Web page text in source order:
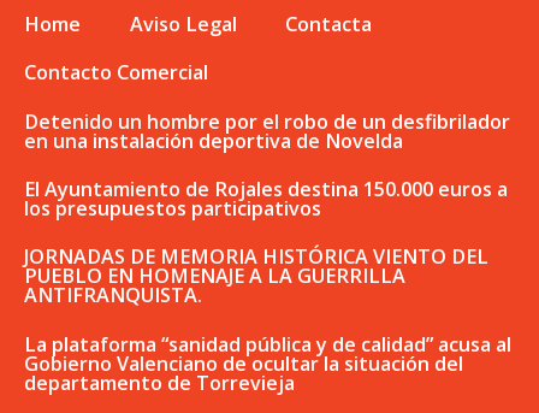
Home Aviso Legal
Contacta
Contacto Comercial
Detenido un hombre por el robo de un desfibrilador
en una instalación deportiva de Novelda
El Ayuntamiento de Rojales destina 150.000 euros a
los presupuestos participativos
JORNADAS DE MEMORIA HISTÓRICA VIENTO DEL
PUEBLO EN HOMENAJE A LA GUERRILLA
ANTIFRANQUISTA.
La plataforma “sanidad pública y de calidad” acusa al
Gobierno Valenciano de ocultar la situación del
departamento de Torrevieja